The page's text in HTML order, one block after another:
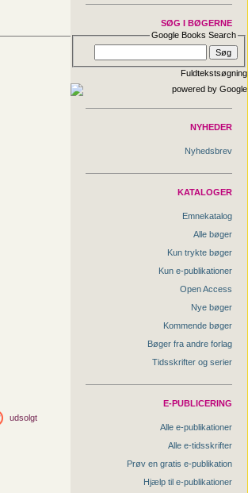
udsolgt
SØG I BØGERNE
Google Books Search
Fuldtekstsøgning
NYHEDER
Nyhedsbrev
KATALOGER
Emnekatalog
Alle bøger
Kun trykte bøger
Kun e-publikationer
Open Access
Nye bøger
Kommende bøger
Bøger fra andre forlag
Tidsskrifter og serier
E-PUBLICERING
Alle e-publikationer
Alle e-tidsskrifter
Prøv en gratis e-publikation
Hjælp til e-publikationer